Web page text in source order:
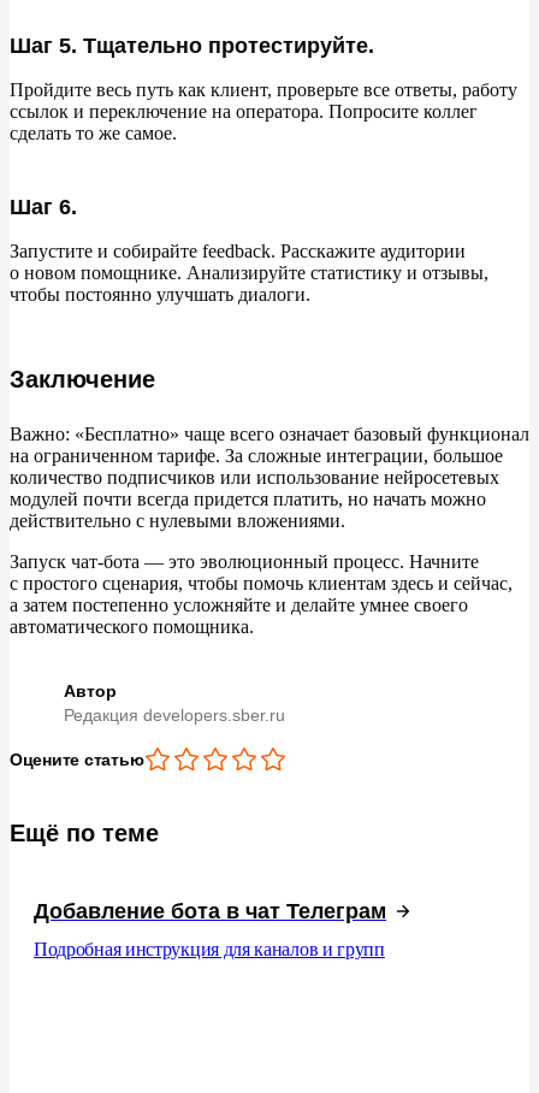
Шаг 5. Тщательно протестируйте.
Пройдите весь путь как клиент, проверьте все ответы, работу
ссылок и переключение на оператора. Попросите коллег
сделать то же самое.
Шаг 6.
Запустите и собирайте feedback. Расскажите аудитории
о новом помощнике. Анализируйте статистику и отзывы,
чтобы постоянно улучшать диалоги.
Заключение
Важно: «Бесплатно» чаще всего означает базовый функционал
на ограниченном тарифе. За сложные интеграции, большое
количество подписчиков или использование нейросетевых
модулей почти всегда придется платить, но начать можно
действительно с нулевыми вложениями.
Запуск чат-бота — это эволюционный процесс. Начните
с простого сценария, чтобы помочь клиентам здесь и сейчас,
а затем постепенно усложняйте и делайте умнее своего
автоматического помощника.
Автор
Редакция developers.sber.ru
Оцените статью
Ещё по теме
Добавление бота в чат Телеграм
Подробная инструкция для каналов и групп